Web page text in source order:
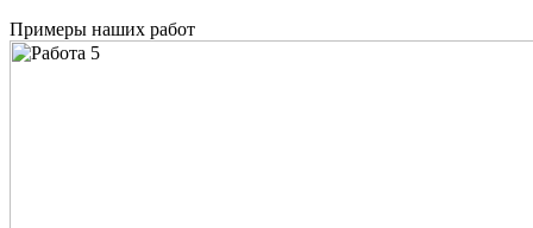
Примеры наших работ